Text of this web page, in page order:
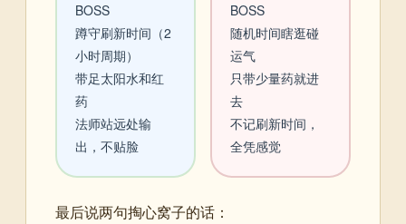
BOSS
蹲守刷新时间（2
小时周期）
带足太阳水和红
药
法师站远处输
出，不贴脸
BOSS
随机时间瞎逛碰
运气
只带少量药就进
去
不记刷新时间，
全凭感觉
最后说两句掏心窝子的话：